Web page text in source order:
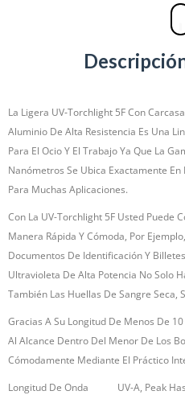
La Ligera UV‑Torchlight 5F Con
Aluminio De Alta Resistencia Es Una
Para El Ocio Y El Trabajo Ya Que La
Nanómetros Se Ubica Exactamente
Para Muchas Aplicaciones.
Con La UV-Torchlight 5F Usted Puede
Manera Rápida Y Cómoda, Por
Documentos De Identificación Y
Ultravioleta De Alta Potencia No Solo
También Las Huellas De Sangre Seca,
Gracias A Su Longitud De Menos De
Al Alcance Dentro Del Menor De Los
Cómodamente Mediante El Práctico
Longitud De Onda UV-A, Peak